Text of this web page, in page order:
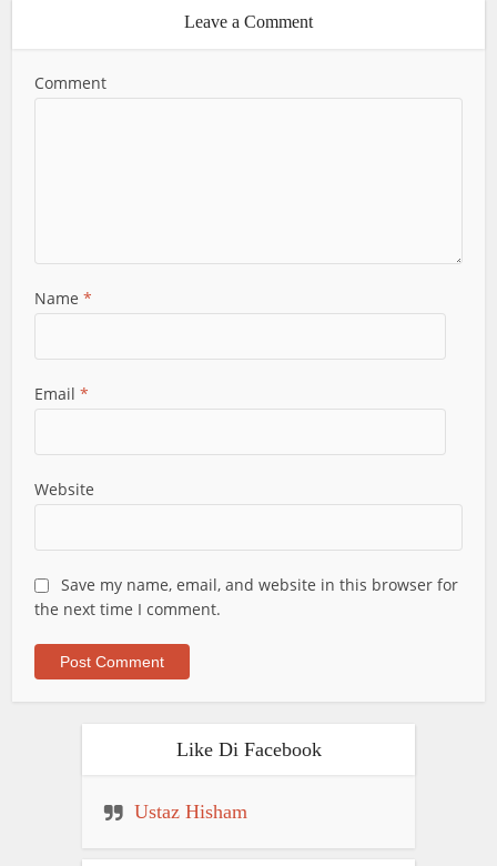
Leave a Comment
Comment
Name*
Email*
Website
Save my name, email, and website in this browser for
the next time I comment.
Like Di Facebook
Ustaz Hisham